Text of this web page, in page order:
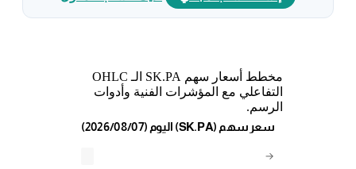
مخطط أسعار سهم SK.PA الـ OHLC
التفاعلي مع المؤشرات الفنية وأدوات
الرسم.
→
(2026/08/07) اليوم (SK.PA) سعر سهم